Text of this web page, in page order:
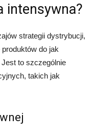
intensywna?
strategii dystrybucji,
do jak
to szczególnie
takich jak